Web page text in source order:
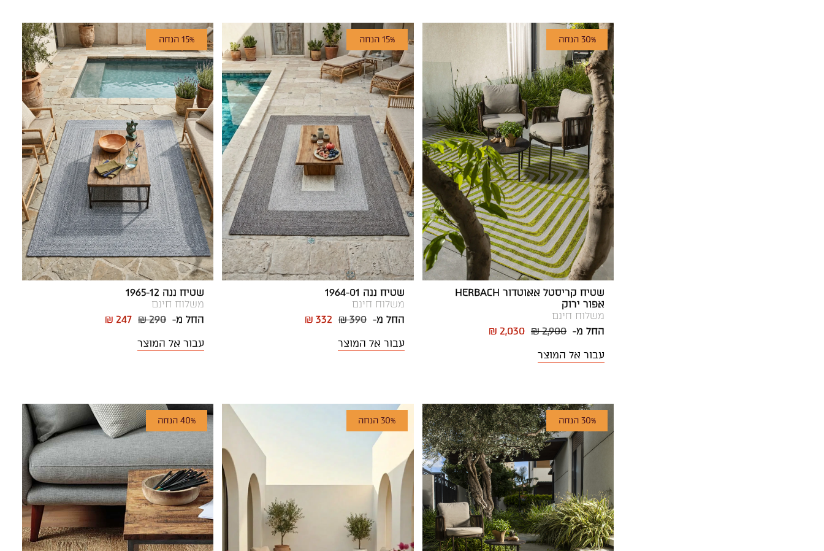
30% הנחה
שטיח קריסטל אאוטדור HERBACH
אפור ירוק
משלוח חינם
החל מ- ₪ 2,900
₪ 2,030
עבור אל המוצר
15% הנחה
שטיח ננה 1964-01
משלוח חינם
החל מ-₪ 390
₪ 332
עבור אל המוצר
15% הנחה
שטיח ננה 1965-12
משלוח חינם
החל מ- ₪ 290
₪ 247
עבור אל המוצר
30% הנחה 30% הנחה 40% הנחה